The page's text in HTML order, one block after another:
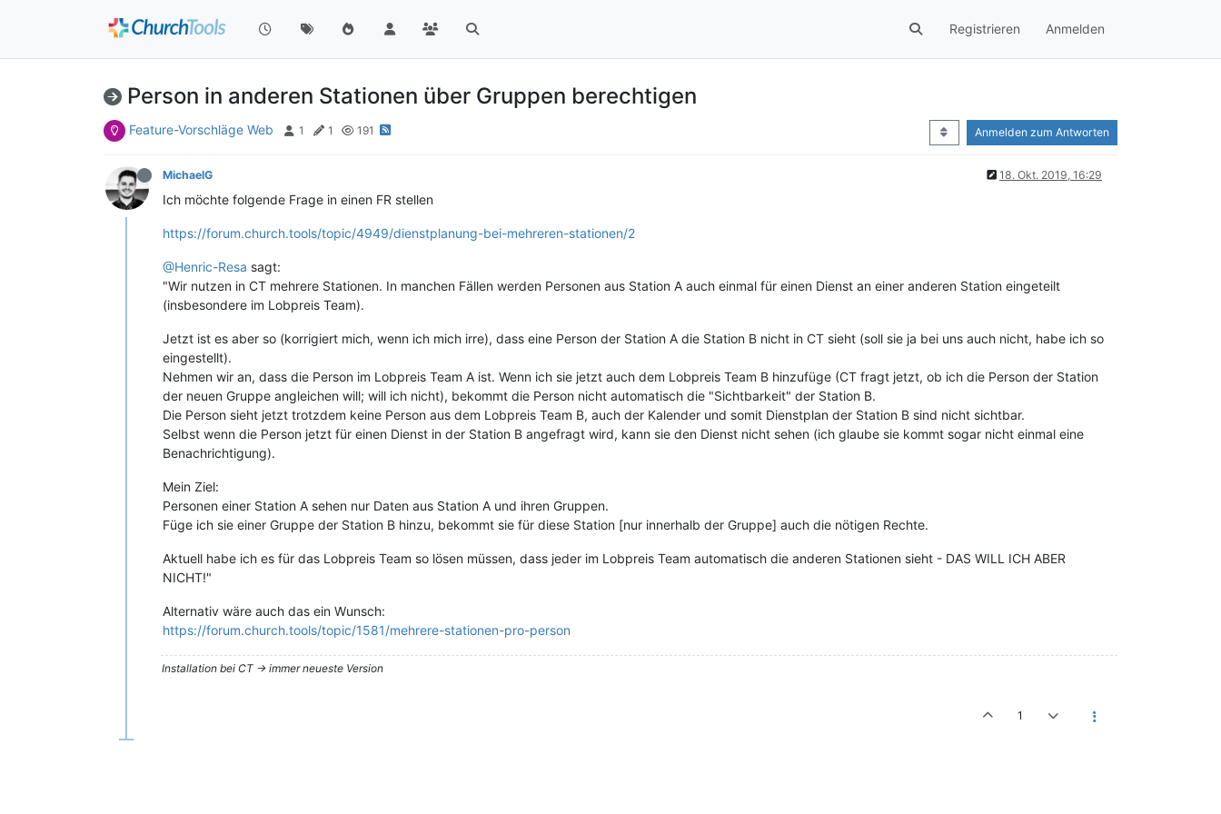
Registrieren Anmelden
Person in anderen Stationen über Gruppen berechtigen
Feature-Vorschläge Web 1 1 191 Anmelden zum Antworten
MichaelG 18. Okt. 2019, 16:29
Ich möchte folgende Frage in einen FR stellen
https://forum.church.tools/topic/4949/dienstplanung-bei-mehreren-stationen/2
@Henric-Resa sagt:
"Wir nutzen in CT mehrere Stationen. In manchen Fällen werden Personen aus Station A auch einmal für einen Dienst an einer anderen Station eingeteilt
(insbesondere im Lobpreis Team).
Jetzt ist es aber so (korrigiert mich, wenn ich mich irre), dass eine Person der Station A die Station B nicht in CT sieht (soll sie ja bei uns auch nicht, habe ich so
eingestellt).
Nehmen wir an, dass die Person im Lobpreis Team A ist. Wenn ich sie jetzt auch dem Lobpreis Team B hinzufüge (CT fragt jetzt, ob ich die Person der Station
der neuen Gruppe angleichen will; will ich nicht), bekommt die Person nicht automatisch die "Sichtbarkeit" der Station B.
Die Person sieht jetzt trotzdem keine Person aus dem Lobpreis Team B, auch der Kalender und somit Dienstplan der Station B sind nicht sichtbar.
Selbst wenn die Person jetzt für einen Dienst in der Station B angefragt wird, kann sie den Dienst nicht sehen (ich glaube sie kommt sogar nicht einmal eine
Benachrichtigung).
Mein Ziel:
Personen einer Station A sehen nur Daten aus Station A und ihren Gruppen.
Füge ich sie einer Gruppe der Station B hinzu, bekommt sie für diese Station [nur innerhalb der Gruppe] auch die nötigen Rechte.
Aktuell habe ich es für das Lobpreis Team so lösen müssen, dass jeder im Lobpreis Team automatisch die anderen Stationen sieht - DAS WILL ICH ABER
NICHT!"
Alternativ wäre auch das ein Wunsch:
https://forum.church.tools/topic/1581/mehrere-stationen-pro-person
Installation bei CT -> immer neueste Version
1